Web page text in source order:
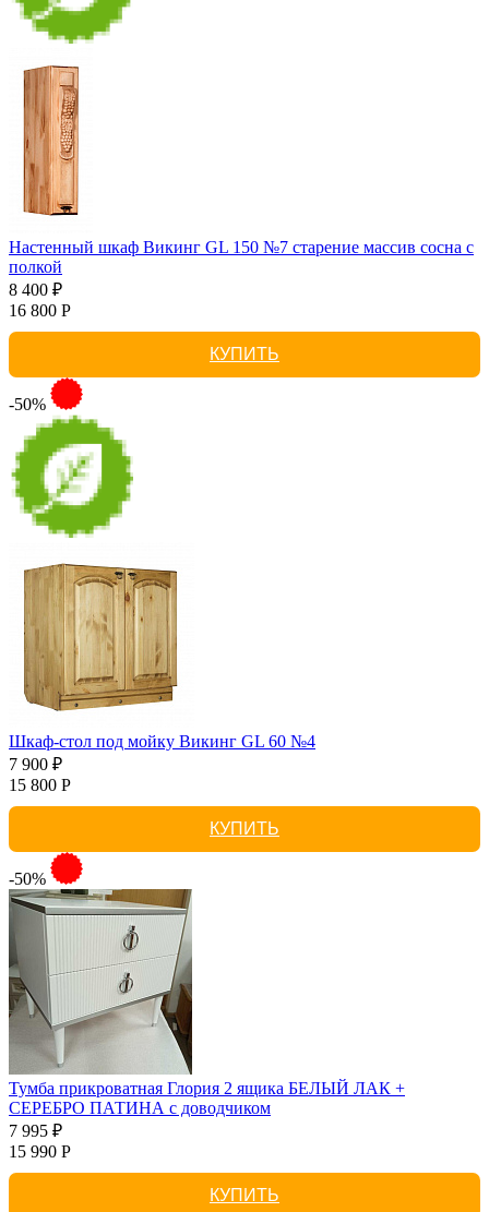
Настенный шкаф Викинг GL 150 №7 старение массив сосна с
полкой
8 400 ₽
16 800 Р
КУПИТЬ
-50%
Шкаф-стол под мойку Викинг GL 60 №4
7 900 ₽
15 800 Р
КУПИТЬ
-50%
Тумба прикроватная Глория 2 ящика БЕЛЫЙ ЛАК +
СЕРЕБРО ПАТИНА с доводчиком
7 995 ₽
15 990 Р
КУПИТЬ